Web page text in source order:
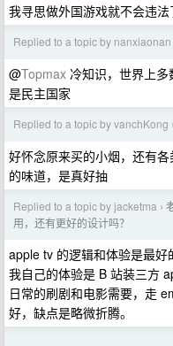
我寻思做外国游戏就不会违法
Replied to a topic by nanxiaonan
@Topmax 冷知识，世界上
是民主国家
Replied to a topic by vanchKong ›
好怀念原来买的小烟，还有
的味道，是真好抽
Replied to a topic by jacketma ›
用，还有更好的设计吗？
apple tv 的逻辑和体验是最好
我自己的体验是 B 站装三方
日常的刷剧和电影需要，走
好，缺点是略微折腾。